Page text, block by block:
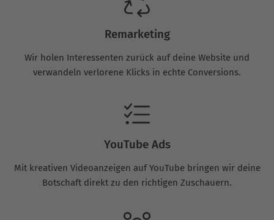
Remarketing
Wir holen Interessenten zurück auf deine Website und
verwandeln verlorene Klicks in echte Conversions.
YouTube Ads
Mit kreativen Videoanzeigen auf YouTube bringen wir deine
Botschaft direkt zu den richtigen Zuschauern.